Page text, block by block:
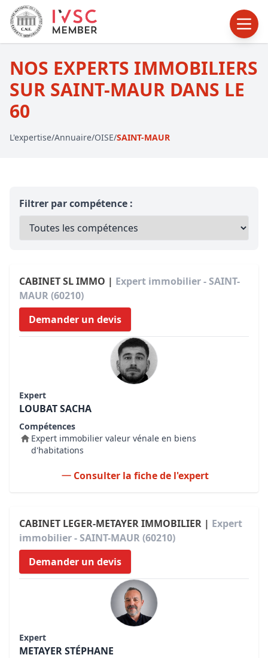
NOS EXPERTS IMMOBILIERS
SUR SAINT-MAUR DANS LE
60
L'expertise/Annuaire/OISE/SAINT-MAUR
Filtrer par compétence :
CABINET SL IMMO | Expert immobilier - SAINT-
MAUR (60210)
Demander un devis
Expert
LOUBAT SACHA
Compétences
Expert immobilier valeur vénale en biens
d'habitations
Consulter la fiche de l'expert
CABINET LEGER-METAYER IMMOBILIER | Expert
immobilier - SAINT-MAUR (60210)
Demander un devis
Expert
METAYER STÉPHANE